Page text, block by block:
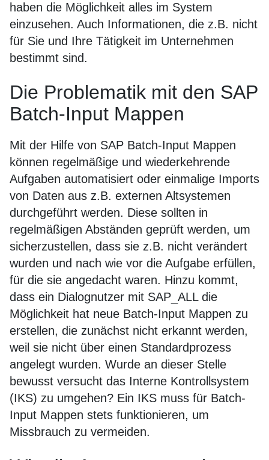
haben die Möglichkeit alles im System
einzusehen. Auch Informationen, die z.B. nicht
für Sie und Ihre Tätigkeit im Unternehmen
bestimmt sind.
Die Problematik mit den SAP
Batch-Input Mappen
Mit der Hilfe von SAP Batch-Input Mappen
können regelmäßige und wiederkehrende
Aufgaben automatisiert oder einmalige Imports
von Daten aus z.B. externen Altsystemen
durchgeführt werden. Diese sollten in
regelmäßigen Abständen geprüft werden, um
sicherzustellen, dass sie z.B. nicht verändert
wurden und nach wie vor die Aufgabe erfüllen,
für die sie angedacht waren. Hinzu kommt,
dass ein Dialognutzer mit SAP_ALL die
Möglichkeit hat neue Batch-Input Mappen zu
erstellen, die zunächst nicht erkannt werden,
weil sie nicht über einen Standardprozess
angelegt wurden. Wurde an dieser Stelle
bewusst versucht das Interne Kontrollsystem
(IKS) zu umgehen? Ein IKS muss für Batch-
Input Mappen stets funktionieren, um
Missbrauch zu vermeiden.